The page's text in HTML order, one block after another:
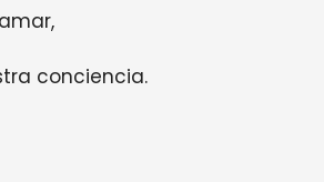
conciencia.